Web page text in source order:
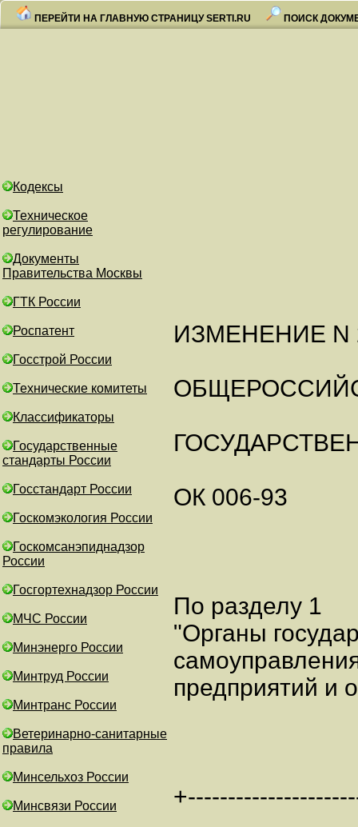
ПЕРЕЙТИ НА ГЛАВНУЮ СТРАНИЦУ SERTI.RU ПОИСК
Кодексы
Техническое
регулирование
Документы
Правительства Москвы
ГТК России
Роспатент
Госстрой России
Технические комитеты
Классификаторы
Государственные
стандарты России
Госстандарт России
Госкомэкология России
Госкомсанэпиднадзор
России
Госгортехнадзор России
МЧС России
Минэнерго России
Минтруд России
Минтранс России
Ветеринарно-санитарные
правила
Минсельхоз России
Минсвязи России
ИЗМЕНЕНИЕ N
ОК 006-93
По разделу 1
"Органы
предприятий и